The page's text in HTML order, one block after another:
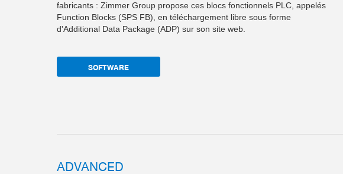
fabricants : Zimmer Group propose ces blocs fonctionnels PLC, appelés
Function Blocks (SPS FB), en téléchargement libre sous forme
d'Additional Data Package (ADP) sur son site web.
SOFTWARE
ADVANCED